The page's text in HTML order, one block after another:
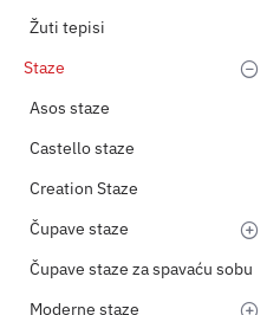
Žuti tepisi
Staze
Asos staze
Castello staze
Creation Staze
Čupave staze
Čupave staze za spavaću sobu
Moderne staze